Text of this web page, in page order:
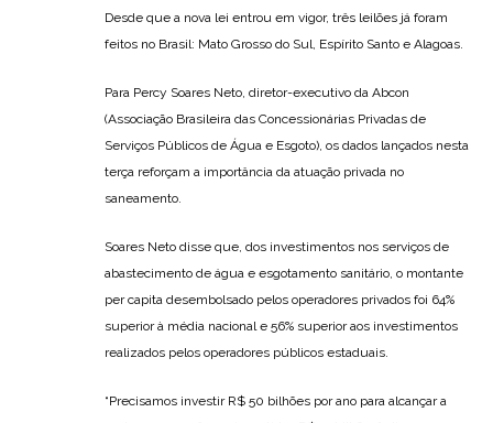
Desde que a nova lei entrou em vigor, três leilões já foram
feitos no Brasil: Mato Grosso do Sul, Espírito Santo e Alagoas.
Para Percy Soares Neto, diretor-executivo da Abcon
(Associação Brasileira das Concessionárias Privadas de
Serviços Públicos de Água e Esgoto), os dados lançados nesta
terça reforçam a importância da atuação privada no
saneamento.
Soares Neto disse que, dos investimentos nos serviços de
abastecimento de água e esgotamento sanitário, o montante
per capita desembolsado pelos operadores privados foi 64%
superior à média nacional e 56% superior aos investimentos
realizados pelos operadores públicos estaduais.
“Precisamos investir R$ 50 bilhões por ano para alcançar a